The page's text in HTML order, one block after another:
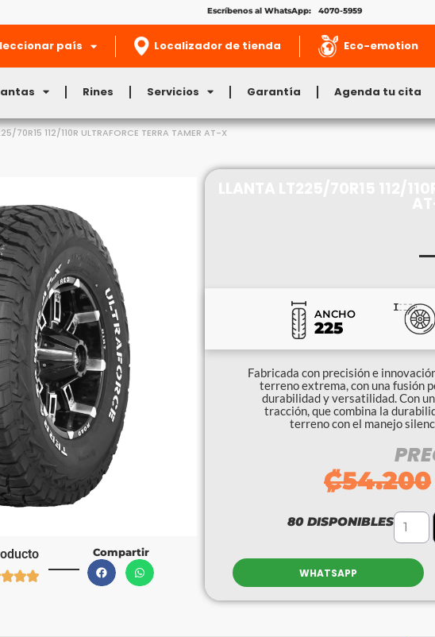
Escríbenos al WhatsApp: 4070-5959
país Localizador de tienda Eco-emotion
Rines Servicios Garantía Agenda tu cita
70R15 112/110R ULTRAFORCE TERRA TAMER AT-X

Compartir
ANCHO
225
Fabricada con precisión e
terreno extrema, con una fusión
durabilidad y versatilidad. Con
tracción, que combina la
terreno con el manejo
₡54.200
80 DISPONIBLES
WHATSAPP